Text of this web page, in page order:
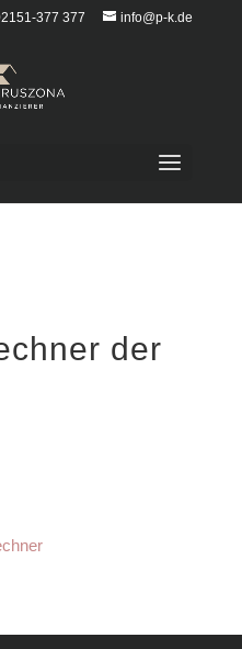
377 377 info@p-k.de
der